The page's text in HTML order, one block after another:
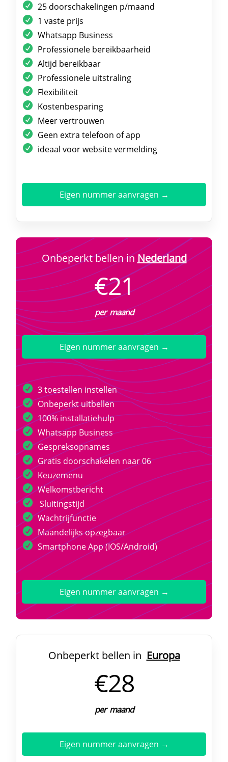
25 doorschakelingen p/maand
1 vaste prijs
Whatsapp Business
Professionele bereikbaarheid
Altijd bereikbaar
Professionele uitstraling
Flexibiliteit
Kostenbesparing
Meer vertrouwen
Geen extra telefoon of app
ideaal voor website vermelding
Eigen nummer aanvragen →
Onbeperkt bellen inNederland
€21
per maand
Eigen nummer aanvragen →
3 toestellen instellen
Onbeperkt uitbellen
100% installatiehulp
Whatsapp Business
Gespreksopnames
Gratis doorschakelen naar 06
Keuzemenu
Welkomstbericht
Sluitingstijd
Wachtrijfunctie
Maandelijks opzegbaar
Smartphone App (IOS/Android)
Eigen nummer aanvragen →
Onbeperkt bellen in Europa
€28
per maand
Eigen nummer aanvragen →